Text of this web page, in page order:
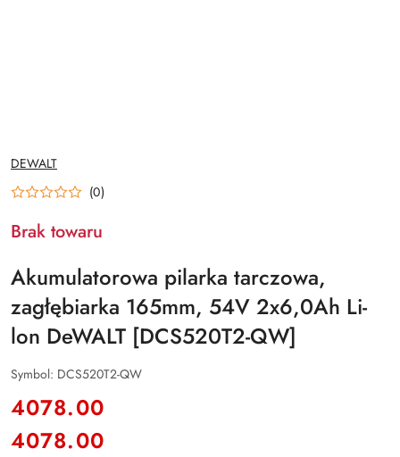
NAZWA
PRODUCENTA:
DEWALT
(0)
Brak towaru
Akumulatorowa pilarka tarczowa,
zagłębiarka 165mm, 54V 2x6,0Ah Li-
lon DeWALT [DCS520T2-QW]
Symbol: DCS520T2-QW
cena:
4078.00
Cena:
4078.00